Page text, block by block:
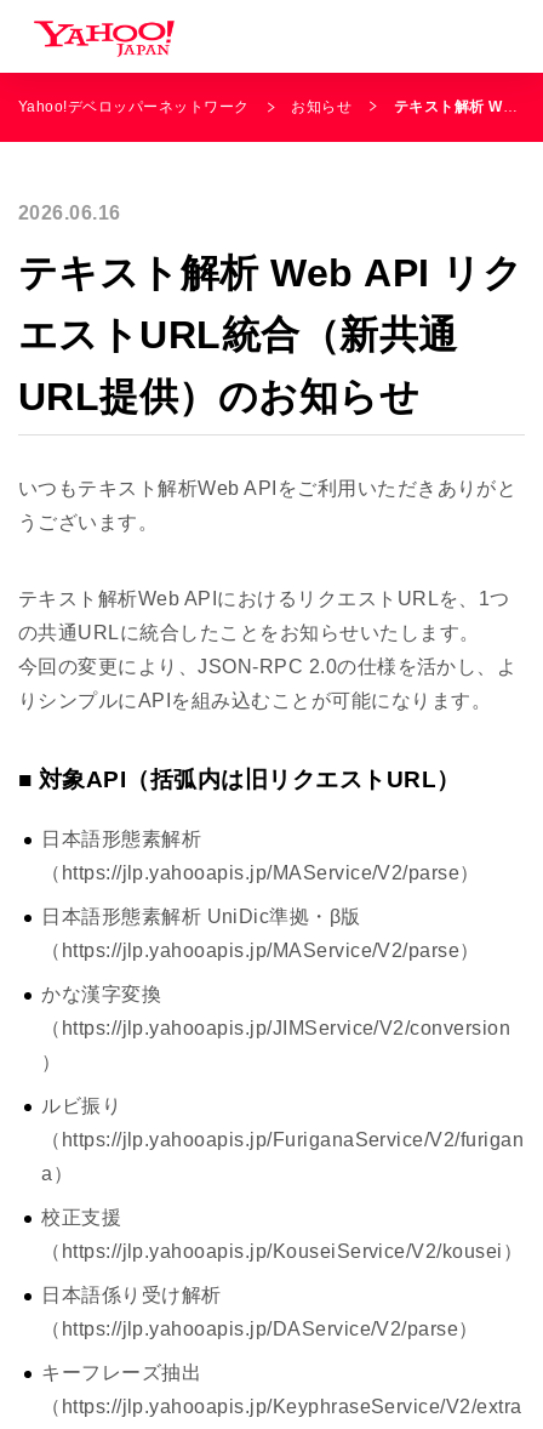
Yahoo!デベロッパーネットワーク お知らせ テキスト解析 Web API リクエストURL統合（新共通URL提供）のお知らせ
2026.06.16
テキスト解析 Web API リク
エストURL統合（新共通
URL提供）のお知らせ
いつもテキスト解析Web APIをご利用いただきありがと
うございます。
テキスト解析Web APIにおけるリクエストURLを、1つ
の共通URLに統合したことをお知らせいたします。
今回の変更により、JSON-RPC 2.0の仕様を活かし、よ
りシンプルにAPIを組み込むことが可能になります。
■ 対象API（括弧内は旧リクエストURL）
日本語形態素解析
（https://jlp.yahooapis.jp/MAService/V2/parse）
日本語形態素解析 UniDic準拠・β版
（https://jlp.yahooapis.jp/MAService/V2/parse）
かな漢字変換
（https://jlp.yahooapis.jp/JIMService/V2/conversion
）
ルビ振り
（https://jlp.yahooapis.jp/FuriganaService/V2/furigan
a）
校正支援
（https://jlp.yahooapis.jp/KouseiService/V2/kousei）
日本語係り受け解析
（https://jlp.yahooapis.jp/DAService/V2/parse）
キーフレーズ抽出
（https://jlp.yahooapis.jp/KeyphraseService/V2/extra